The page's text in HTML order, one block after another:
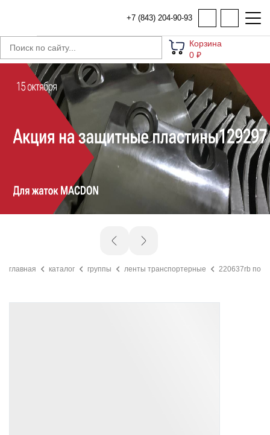
+7 (843) 204-90-93
Корзина
0 ₽
главная каталог группы ленты транспортерные 220637rb